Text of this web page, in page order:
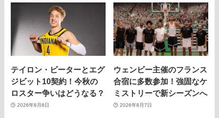
テイロン・ピーターとエグ
ジビット10契約！今秋の
ロスター争いはどうなる？
2026年8月8日
ウェンビー主催のフランス
合宿に多数参加！強固なケ
ミストリーで新シーズンへ
2026年8月7日